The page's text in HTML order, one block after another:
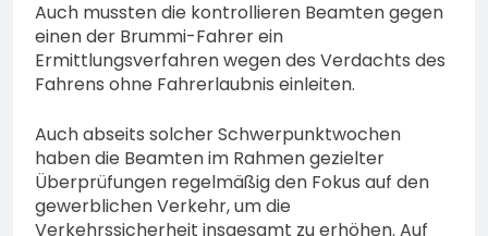
Auch mussten die kontrollieren Beamten gegen
einen der Brummi-Fahrer ein
Ermittlungsverfahren wegen des Verdachts des
Fahrens ohne Fahrerlaubnis einleiten.
Auch abseits solcher Schwerpunktwochen
haben die Beamten im Rahmen gezielter
Überprüfungen regelmäßig den Fokus auf den
gewerblichen Verkehr, um die
Verkehrssicherheit insgesamt zu erhöhen. Auf